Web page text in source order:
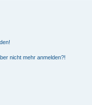
nicht mehr anmelden?!